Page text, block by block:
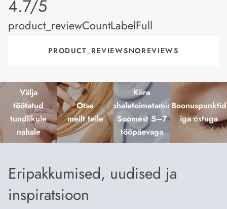
product_rating
4.7/5
product_reviewCountLabelFull
PRODUCT_REVIEWSNOREVIEWS
Välja
töötatud
tundlikule
nahale
Otse
meilt teile
Kiire
kohaletoimetamine
Soomest 5–7
tööpäevaga
Boonuspunktid
iga ostuga
Eripakkumised, uudised ja
inspiratsioon